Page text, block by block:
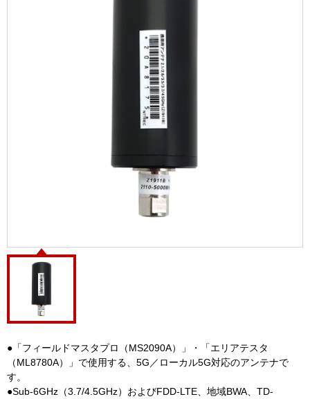
●「フィールドマスタプロ（MS2090A）」・「エリアテスタ
（ML8780A）」で使用する、5G／ローカル5G対応のアンテナで
す。
●Sub-6GHz（3.7/4.5GHz）およびFDD-LTE、地域BWA、TD-